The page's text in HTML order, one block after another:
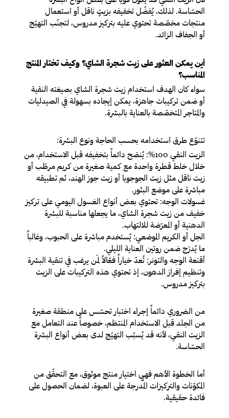
الحسّاسة. لذلك، يُفضّل تخفيفه بزيتٍ ناقل أو استعمال
منتجات مخصّصة تحتوي عليه بتركيز مدروس، لتجنّب التهيّج
أو الجفاف الزائد.
أين يمكن العثور على زيت شجرة الشاي؟ وكيف تختار المنتج
المناسب؟
سواء كان الهدف استخدام زيت شجرة الشاي بصيغته النقية
أو ضمن تركيبات جاهزة، يمكن إيجاده بسهولة في الصيدليات
والمتاجر المتخصّصة بالعناية بالبشرة.
تتنوّع طرق استخدامه بحسب الحاجة ونوع البشرة:
الزيت النقي 100%:
يُنصَح دائماً بتخفيفه قبل الاستخدام، من
خلال خلط قطرة واحدة مع كمية صغيرة من كريم مرطّب أو
زيت ناقل مثل زيت الجوجوبا أو زيت جوز الهند، ثم تطبيقه
مباشرة على موضع البثور.
غسولات الوجه: تحتوي بعض أنواع الغسول اليومي على تركيز
خفيف من زيت شجرة الشاي، ما يجعلها مناسبة للبشرة
الدهنية أو المعرّضة للالتهاب.
الجل أو الكريم الموضعي: يُستخدم مباشرة على الحبوب، وغالباً
ما يُدرَج ضمن روتين العناية الليلي.
أقنعة الوجه والتونر: تُعدّ خياراً فعّالاً لمَن يرغب في تنقية البشرة
وتنظيم إفراز الدهون، إذ تحتوي هذه التركيبات على الزيت
بتركيز مدروس.
من الضروري دائماً إجراء اختبار تحسّس على منطقة صغيرة
من الجلد قبل الاستخدام المنتظم، خصوصاً عند التعامل مع
الزيت النقي، لأنه قد يُسبّب التهيّج لدى بعض أنواع البشرة
الحسّاسة.
أما الخطوة الأهم فهي اختيار منتج موثوق، مع التحقّق من
المكوّنات والتركيزات المُدرجة على العبوة، لضمان الحصول على
فائدة حقيقية.